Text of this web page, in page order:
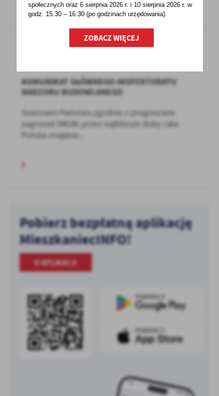
KOMUNIKAT GŁÓWNEGO INSPEKTORATU
NADZORU BUDOWLANEGO
Szanowni Państwo,zgodnie z prognozami
zagrożeń IMGW, przez najbliższe doby cała
Polska znajdzie...
Pobierz bezpłatną aplikację
MieszkaniecINFO!
O APLIKACJI
społecznych oraz 6 sierpnia 2026 r. i 10 sierpnia 2026 r. w
godz. 15.30 – 16.30 (po godzinachurzędowania).
ZOBACZ WIĘCEJ